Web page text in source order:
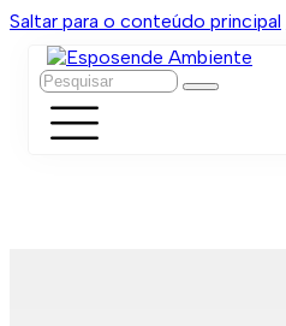
Saltar para o conteúdo principal
Pesquisar